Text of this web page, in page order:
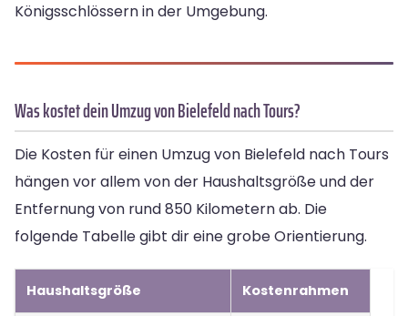
Königsschlössern in der Umgebung.
Was kostet dein Umzug von Bielefeld nach Tours?
Die Kosten für einen Umzug von Bielefeld nach Tours
hängen vor allem von der Haushaltsgröße und der
Entfernung von rund 850 Kilometern ab. Die
folgende Tabelle gibt dir eine grobe Orientierung.
Haushaltsgröße Kostenrahmen